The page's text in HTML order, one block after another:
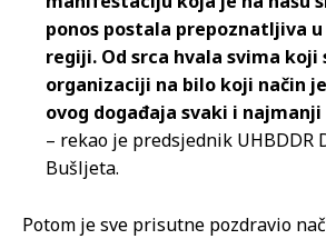
ponos postala prepoznatljiva
regiji. Od srca hvala svima koji
organizaciji na bilo koji način
ovog događaja svaki i
– rekao je predsjednik UHBDDR
Bušljeta.
Potom je sve prisutne pozdravio